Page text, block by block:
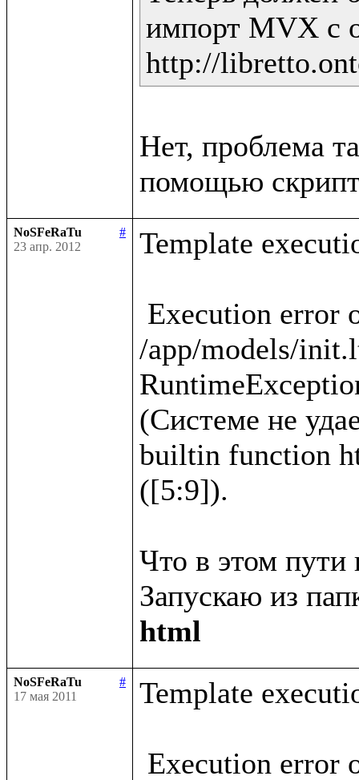
импорт MVX с
Нет, проблема
NoSFeRaTu
#
23 апр. 2012
Template
/app/models/
(Системе не
builtin function
([5:9]).
Что в этом пути
Запускаю из
html
NoSFeRaTu
#
17 мая 2011
Template